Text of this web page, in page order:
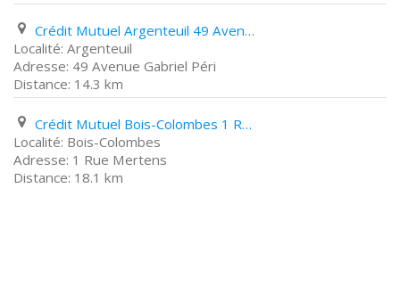
Crédit Mutuel Argenteuil 49 Avenue Gabriel Péri
Argenteuil
49 Avenue Gabriel Péri
14.3 km
Crédit Mutuel Bois-Colombes 1 Rue Mertens
Bois-Colombes
1 Rue Mertens
18.1 km